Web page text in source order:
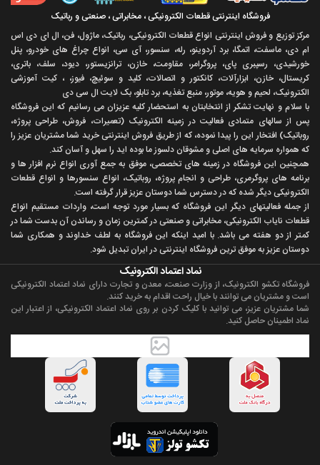
فروشگاه اینترنتی قطعات الکترونیکی ، مخابراتی ، صنعتی و رباتیک
مرکز توزیع و فروش اینترنتی انواع قطعات الکترونیکی، رباتیک، ماژول، فن، ال ای دی اس
ام دی، ماسفت، اتمگا، برد آردوینو، رله، سنسور، آی سی، انواع چراغ های خودرو، پنل
خورشیدی، رسپبری پای، پروگرامر، مقاومت، خازن، ترانزیستور، دیود، سلف، باتری،
کریستال، خازن، ابزارآلات، کانکتور و اتصالات، کلید و سوئیچ، فیوز، ، کیت آموزشی
الکترونیک، لحیم و هویه، موتور، منبع تغذیه، برد تابلو، بک لایت ال سی دی
با سلام و نهايت تشکر از انتخابتان به استحضار کليه عزيزان می رسانيم که اين فروشگاه
پس از سالهای متمادی فعاليت در زمينه الکترونيک (تعميرات، فروش، طراحی پروژه،
روباتيک) افتخار اين را پيدا نموده، که از طريق فروش اينترنتی خريد شما مشتريان عزيز را
که همواره سرمايه های اصلی و مشوقان دلسوز ما بوده ايد را سهل و آسان کند.
همچنين اين فروشگاه در زمينه های تخصصی، موفق به جمع آوری انواع نرم افزار ها و
برنامه های پروگرمری، طراحی و انجام پروژه، روباتيک، انواع سنسورها و انواع قطعات
الکترونيکی ديگر شده که در دسترس شما دوستان عزيز قرار گرفته است.
از جمله فعاليتهای ديگر اين فروشگاه که بسيار مورد توجه است، واردات مستقیم انواع
قطعات ناياب الکترونيکی، مخابراتی و صنعتی در کمترين زمان و رساندن آن بدست شما در
کمتر از دو هفته می باشد. با اميد اينکه اين فروشگاه به لطف خداوند و همکاری شما
دوستان عزيز به موفق ترين فروشگاه اینترنتی در ایران تبديل شود.
نماد اعتماد الکترونیک
فروشگاه تکشو الکترونیک، از وزارت صنعت، معدن و تجارت دارای نماد اعتماد الکترونیکی
است و مشتریان می توانند با خیال راحت اقدام به خرید کنند.
شما مشتریان عزیز، می توانید با کلیک کردن بر روی نماد اعتماد الکترونیکی، از اعتبار این
نماد اطمینان حاصل کنید.